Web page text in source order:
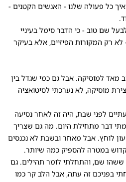
איך כל פעולה שלנו - האנשים הקטנים -
שם טוב - כי הדבר סימל בעיניי
רק המקורות הפיזיים, אלא בעיקר
מאד למוסיקה. אבל גם כמי שגדל בין
מוסיקה, לא נערכתי לסיטואציה
לפני שבת, היה זה לאחר נסיעה
טעמתי דבר מתחילת היום. מה גם שצריך
לוחץ. אבל מאחר ובשבת לא נכנסים
במטרה להספיק כמה שיותר.
ששהו שם, והתחלתי לומר תהילים. גם
בפניכם זה עתה, אבל הלב קר כמו